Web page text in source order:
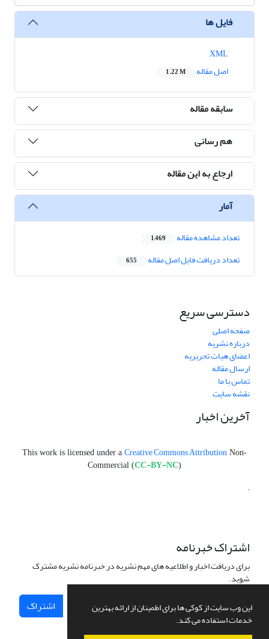
این وب سایت از کوکی ها برای اطمینان از ارائه بهترین
خدمات استفاده می کند.
فایل ها
اصل مقاله
1.22 M
سابقه مقاله
هم رسانی
ارجاع به این مقاله
آمار
تعداد مشاهده مقاله 1,469
تعداد دریافت فایل اصل مقاله 655
دسترسی سریع
صفحه اصلی
درباره نشریه
اعضای هیات تحریریه
ارسال مقاله
تماس با ما
نقشه سایت
آخرین اخبار
This work is licensed under a Creative Commons Attribution Non-
Commercial (CC-BY-NC)
.
اشتراک خبرنامه
برای دریافت اخبار و اطلاعیه های مهم نشریه در خبرنامه نشریه مشترک
شوید.
اشتراک